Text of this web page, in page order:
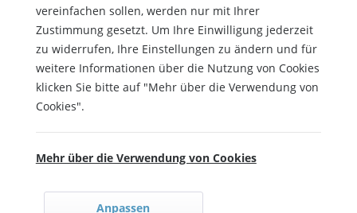
vereinfachen sollen, werden nur mit Ihrer
Zustimmung gesetzt. Um Ihre Einwilligung jederzeit
zu widerrufen, Ihre Einstellungen zu ändern und für
weitere Informationen über die Nutzung von Cookies
klicken Sie bitte auf "Mehr über die Verwendung von
Cookies".
Mehr über die Verwendung von Cookies
Anpassen